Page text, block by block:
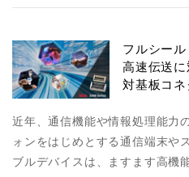
フルシール
高速伝送
対基板コネ
近年、通信機能や情報処理能力
ォンをはじめとする通信端末や
ブルデバイスは、ますます高機